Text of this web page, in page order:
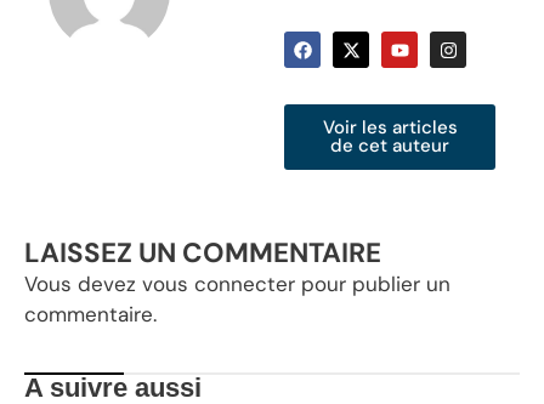
Voir les articles
de cet auteur
LAISSEZ UN COMMENTAIRE
Vous devez vous connecter pour publier un
commentaire.
A suivre aussi